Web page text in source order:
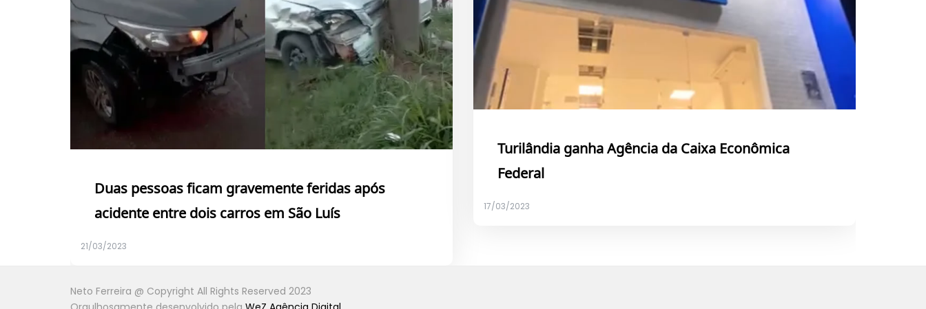
Duas pessoas ficam gravemente feridas após
acidente entre dois carros em São Luís
21/03/2023
Turilândia ganha Agência da Caixa Econômica
Federal
17/03/2023
Neto Ferreira @ Copyright All Rights Reserved 2023